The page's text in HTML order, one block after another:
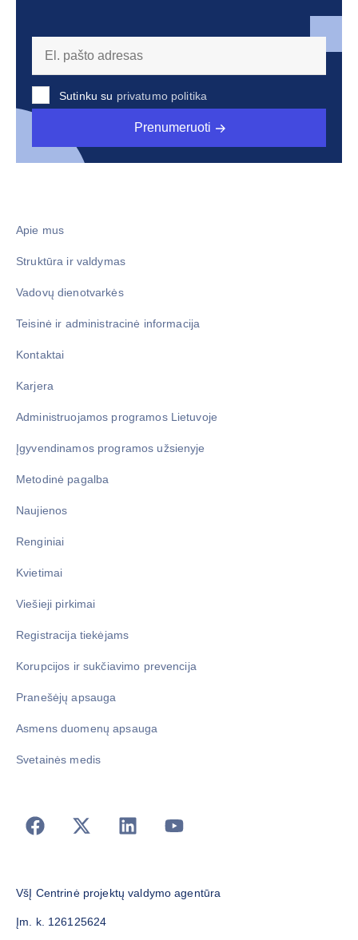
Sutinku su privatumo politika
Prenumeruoti
Apie mus
Struktūra ir valdymas
Vadovų dienotvarkės
Teisinė ir administracinė informacija
Kontaktai
Karjera
Administruojamos programos Lietuvoje
Įgyvendinamos programos užsienyje
Metodinė pagalba
Naujienos
Renginiai
Kvietimai
Viešieji pirkimai
Registracija tiekėjams
Korupcijos ir sukčiavimo prevencija
Pranešėjų apsauga
Asmens duomenų apsauga
Svetainės medis
VšĮ Centrinė projektų valdymo agentūra
Įm. k. 126125624